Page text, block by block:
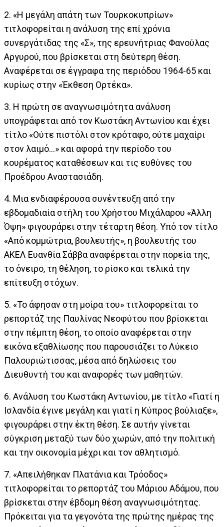
2. «Η μεγάλη απάτη των Τουρκοκυπρίων»
τιτλοφορείται η ανάλυση της επί χρόνια
συνεργάτιδας της «Σ», της ερευνήτριας Φανούλας
Αργυρού, που βρίσκεται στη δεύτερη θέση.
Αναφέρεται σε έγγραφα της περιόδου 1964-65 και
κυρίως στην «Έκθεση Ορτέκα».
3. Η πρώτη σε αναγνωσιμότητα ανάλυση
υπογράφεται από τον Κωστάκη Αντωνίου και έχει
τίτλο «Ούτε πιστόλι στον κρόταφο, ούτε μαχαίρι
στον λαιμό…» και αφορά την περίοδο του
κουρέματος καταθέσεων και τις ευθύνες του
Προέδρου Αναστασιάδη.
4. Μια ενδιαφέρουσα συνέντευξη από την
εβδομαδιαία στήλη του Χρήστου Μιχάλαρου «Άλλη
Όψη» φιγουράρει στην τέταρτη θέση. Υπό τον τίτλο
«Από κομμώτρια, βουλευτής», η βουλευτής του
ΑΚΕΛ Ευανθία Σάββα αναφέρεται στην πορεία της,
το όνειρο, τη θέληση, το ρίσκο και τελικά την
επίτευξη στόχων.
5. «Το άφησαν στη μοίρα του» τιτλοφορείται το
ρεπορτάζ της Παυλίνας Νεοφύτου που βρίσκεται
στην πέμπτη θέση, το οποίο αναφέρεται στην
εικόνα εξαθλίωσης που παρουσιάζει το Λύκειο
Παλουριώτισσας, μέσα από δηλώσεις του
Διευθυντή του και αναφορές των μαθητών.
6. Ανάλυση του Κωστάκη Αντωνίου, με τίτλο «Γιατί η
Ισλανδία έγινε μεγάλη και γιατί η Κύπρος βούλιαξε»,
φιγουράρει στην έκτη θέση. Σε αυτήν γίνεται
σύγκριση μεταξύ των δύο χωρών, από την πολιτική
και την οικονομία μέχρι και τον αθλητισμό.
7. «Απειλήθηκαν Πλατάνια και Τρόοδος»
τιτλοφορείται το ρεπορτάζ του Μάριου Αδάμου, που
βρίσκεται στην έβδομη θέση αναγνωσιμότητας.
Πρόκειται για τα γεγονότα της πρώτης ημέρας της